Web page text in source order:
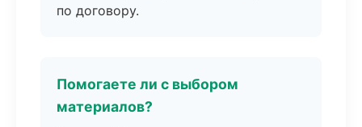
по договору.
Помогаете ли с выбором
материалов?